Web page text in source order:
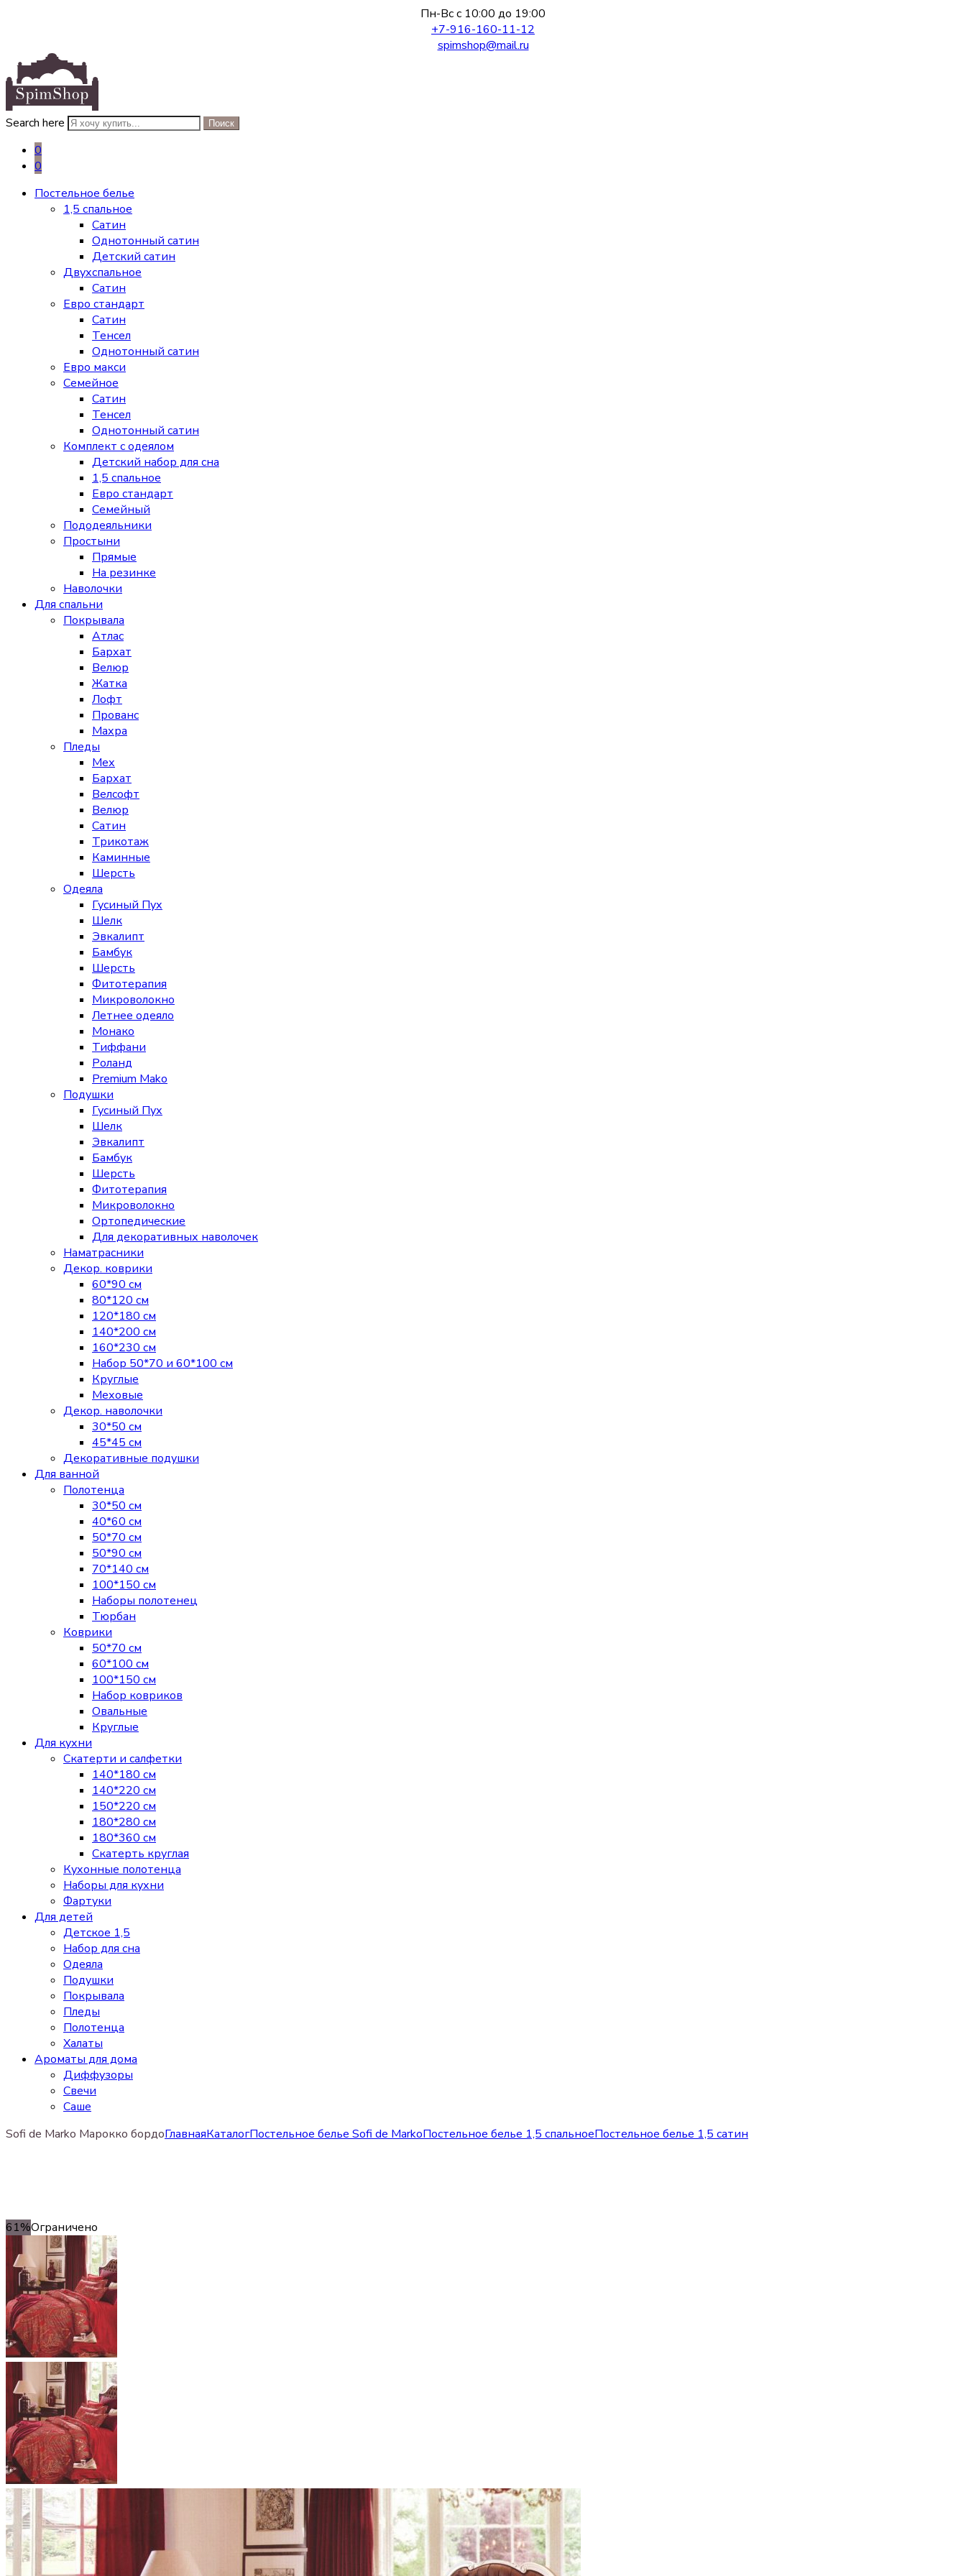
Пн-Вс с 10:00 до 19:00
+7-916-160-11-12
spimshop@mail.ru
Search here Поиск
0
0
Постельное белье
1,5 спальное
Сатин
Однотонный сатин
Детский сатин
Двухспальное
Сатин
Евро стандарт
Сатин
Тенсел
Однотонный сатин
Евро макси
Семейное
Сатин
Тенсел
Однотонный сатин
Комплект с одеялом
Детский набор для сна
1,5 спальное
Евро стандарт
Семейный
Пододеяльники
Простыни
Прямые
На резинке
Наволочки
Для спальни
Покрывала
Атлас
Бархат
Велюр
Жатка
Лофт
Прованс
Махра
Пледы
Мех
Бархат
Велсофт
Велюр
Сатин
Трикотаж
Каминные
Шерсть
Одеяла
Гусиный Пух
Шелк
Эвкалипт
Бамбук
Шерсть
Фитотерапия
Микроволокно
Летнее одеяло
Монако
Тиффани
Роланд
Premium Mako
Подушки
Гусиный Пух
Шелк
Эвкалипт
Бамбук
Шерсть
Фитотерапия
Микроволокно
Ортопедические
Для декоративных наволочек
Наматрасники
Декор. коврики
60*90 см
80*120 см
120*180 см
140*200 см
160*230 см
Набор 50*70 и 60*100 см
Круглые
Меховые
Декор. наволочки
30*50 см
45*45 см
Декоративные подушки
Для ванной
Полотенца
30*50 см
40*60 см
50*70 см
50*90 см
70*140 см
100*150 см
Наборы полотенец
Тюрбан
Коврики
50*70 см
60*100 см
100*150 см
Набор ковриков
Овальные
Круглые
Для кухни
Скатерти и салфетки
140*180 см
140*220 см
150*220 см
180*280 см
180*360 см
Скатерть круглая
Кухонные полотенца
Наборы для кухни
Фартуки
Для детей
Детское 1,5
Набор для сна
Одеяла
Подушки
Покрывала
Пледы
Полотенца
Халаты
Ароматы для дома
Диффузоры
Свечи
Cаше
Sofi de Marko Марокко бордоГлавнаяКаталогПостельное белье Sofi de MarkoПостельное белье 1,5 спальноеПостельное белье 1,5 сатин
61%Ограничено